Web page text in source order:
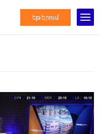
եթերում